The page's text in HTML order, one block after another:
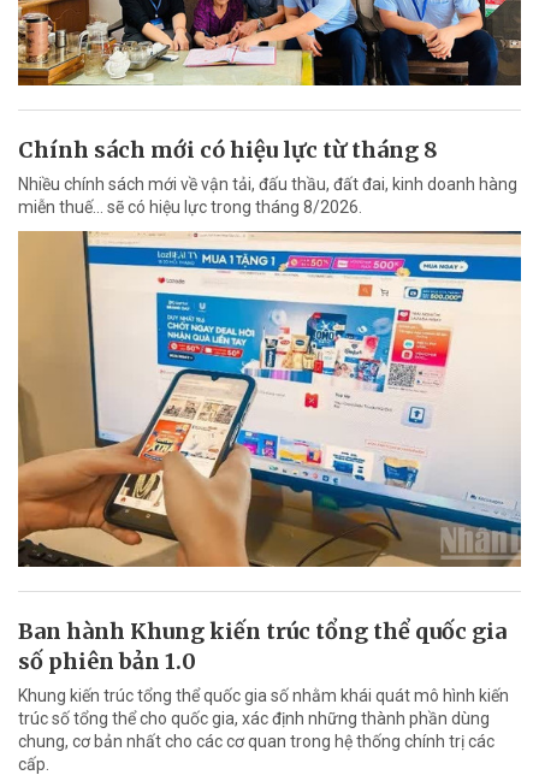
Chính sách mới có hiệu lực từ tháng 8
Nhiều chính sách mới về vận tải, đấu thầu, đất đai, kinh doanh hàng
miễn thuế... sẽ có hiệu lực trong tháng 8/2026.
Ban hành Khung kiến trúc tổng thể quốc gia
số phiên bản 1.0
Khung kiến trúc tổng thể quốc gia số nhằm khái quát mô hình kiến
trúc số tổng thể cho quốc gia, xác định những thành phần dùng
chung, cơ bản nhất cho các cơ quan trong hệ thống chính trị các
cấp.